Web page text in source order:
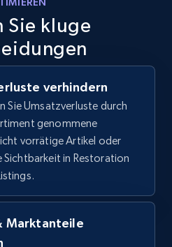
Reviews count, and
Jetzt anfangen
rating, Product
max, Rating,
more.
Jetzt anfangen
Sie kluge
verhindern
Sie Umsatzverluste durch
genommene
vorrätige Artikel oder
Sichtbarkeit in Restoration
Marktanteile